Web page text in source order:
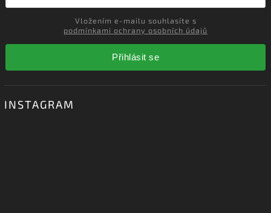
podmínkami ochrany osobních údajů
Přihlásit se
INSTAGRAM